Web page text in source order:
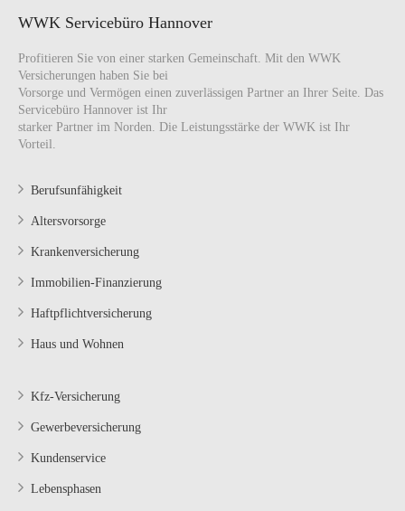
WWK Servicebüro Hannover
Profitieren Sie von einer starken Gemeinschaft. Mit den WWK
Versicherungen haben Sie bei
Vorsorge und Vermögen einen zuverlässigen Partner an Ihrer Seite. Das
Servicebüro Hannover ist Ihr
starker Partner im Norden. Die Leistungsstärke der WWK ist Ihr
Vorteil.
Berufsunfähigkeit
Altersvorsorge
Krankenversicherung
Immobilien-Finanzierung
Haftpflichtversicherung
Haus und Wohnen
Kfz-Versicherung
Gewerbeversicherung
Kundenservice
Lebensphasen